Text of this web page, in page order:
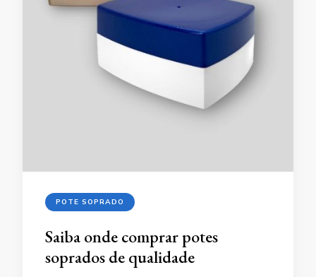
POTE SOPRADO
Saiba onde comprar potes
soprados de qualidade